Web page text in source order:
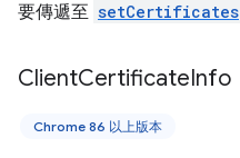
要傳遞至 setCertificates
ClientCertificateInfo
Chrome 86 以上版本